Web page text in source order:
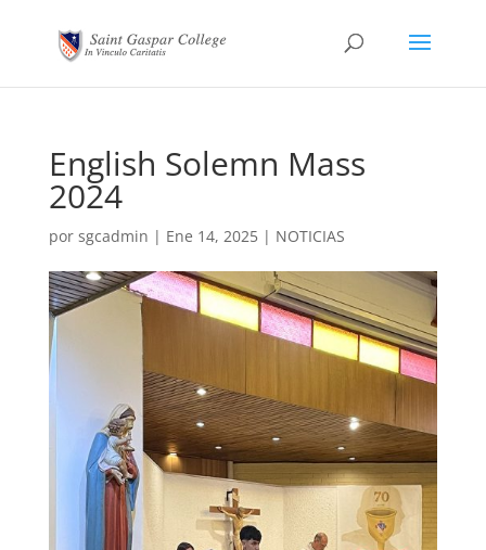
English Solemn Mass
2024
por sgcadmin | Ene 14, 2025| NOTICIAS